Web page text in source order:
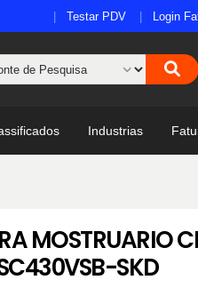
Testar PDV Login
Industrias
MOSTRUARIO
SKD